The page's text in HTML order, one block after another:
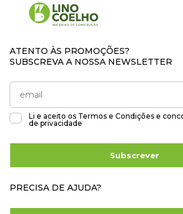
ATENTO ÀS PROMOÇÕES?
SUBSCREVA A NOSSA NEWSLETTER
Li e aceito os Termos e Condições e
de privacidade
Subscrever
PRECISA DE AJUDA?